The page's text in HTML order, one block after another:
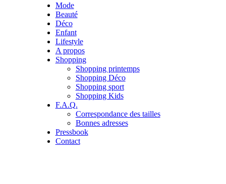
Mode
Beauté
Déco
Enfant
Lifestyle
A propos
Shopping
Shopping printemps
Shopping Déco
Shopping sport
Shopping Kids
F.A.Q.
Correspondance des tailles
Bonnes adresses
Pressbook
Contact